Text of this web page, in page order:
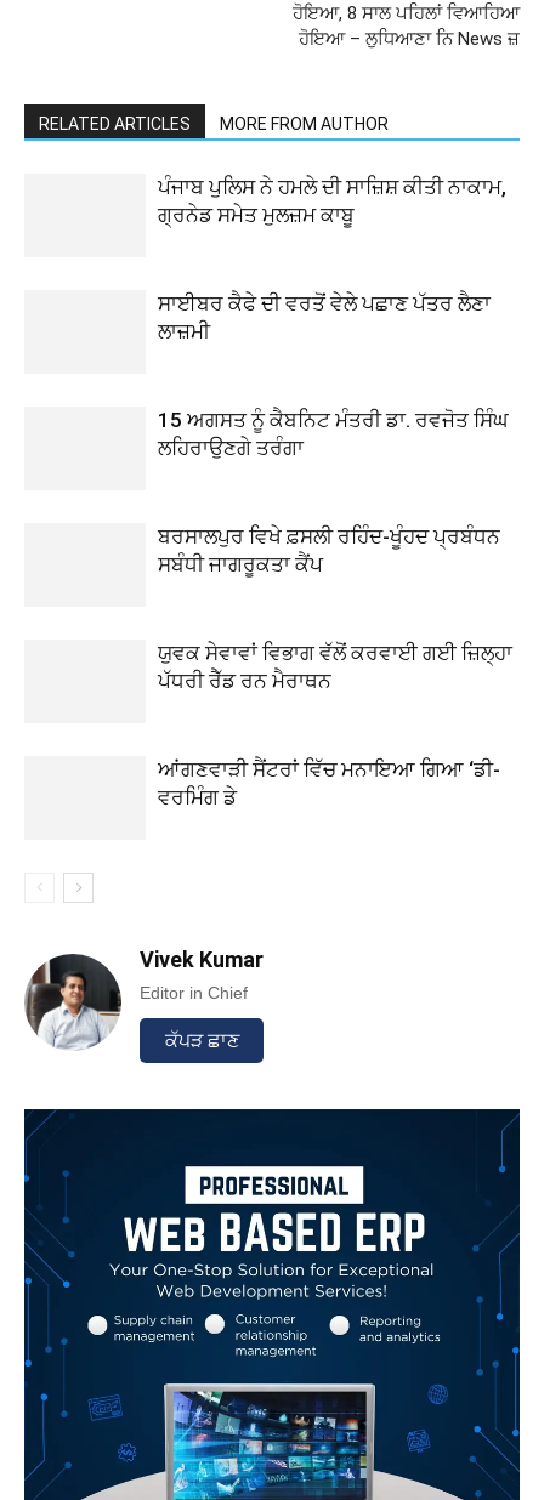
ਹੋਇਆ, 8 ਸਾਲ ਪਹਿਲਾਂ ਵਿਆਹਿਆ
ਹੋਇਆ – ਲੁਧਿਆਣਾ ਨਿ News ਜ਼
RELATED ARTICLES MORE FROM AUTHOR
ਪੰਜਾਬ ਪੁਲਿਸ ਨੇ ਹਮਲੇ ਦੀ ਸਾਜ਼ਿਸ਼ ਕੀਤੀ ਨਾਕਾਮ,
ਗ੍ਰਨੇਡ ਸਮੇਤ ਮੁਲਜ਼ਮ ਕਾਬੂ
ਸਾਈਬਰ ਕੈਫੇ ਦੀ ਵਰਤੋਂ ਵੇਲੇ ਪਛਾਣ ਪੱਤਰ ਲੈਣਾ
ਲਾਜ਼ਮੀ
15 ਅਗਸਤ ਨੂੰ ਕੈਬਨਿਟ ਮੰਤਰੀ ਡਾ. ਰਵਜੋਤ ਸਿੰਘ
ਲਹਿਰਾਉਣਗੇ ਤਰੰਗਾ
ਬਰਸਾਲਪੁਰ ਵਿਖੇ ਫ਼ਸਲੀ ਰਹਿੰਦ-ਖੂੰਹਦ ਪ੍ਰਬੰਧਨ
ਸਬੰਧੀ ਜਾਗਰੂਕਤਾ ਕੈਂਪ
ਯੁਵਕ ਸੇਵਾਵਾਂ ਵਿਭਾਗ ਵੱਲੋਂ ਕਰਵਾਈ ਗਈ ਜ਼ਿਲ੍ਹਾ
ਪੱਧਰੀ ਰੈੱਡ ਰਨ ਮੈਰਾਥਨ
ਆਂਗਣਵਾੜੀ ਸੈਂਟਰਾਂ ਵਿੱਚ ਮਨਾਇਆ ਗਿਆ ‘ਡੀ-
ਵਰਮਿੰਗ ਡੇ
Vivek Kumar
Editor in Chief
ਕੱਪੜ ਛਾਣ